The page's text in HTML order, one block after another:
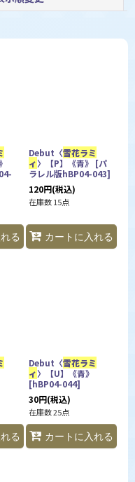
る
Debut〈雪花ラミ
ィ〉【P】《青》 [パ
ラレル版hBP04-043]
120円(税込)
在庫数 15点
カートに入れる
る
Debut〈雪花ラミ
ィ〉【U】《青》
[hBP04-044]
30円(税込)
在庫数 25点
カートに入れる